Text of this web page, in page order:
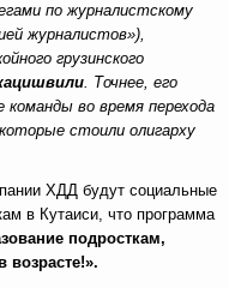
по журналистскому
журналистов»),
грузинского
. Точнее, его
во время перехода
стоили олигарху
ХДД будут социальные
в Кутаиси, что программа
подросткам,
возрасте!».